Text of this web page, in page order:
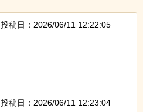
投稿日：2026/06/11 12:22:05
投稿日：2026/06/11 12:23:04